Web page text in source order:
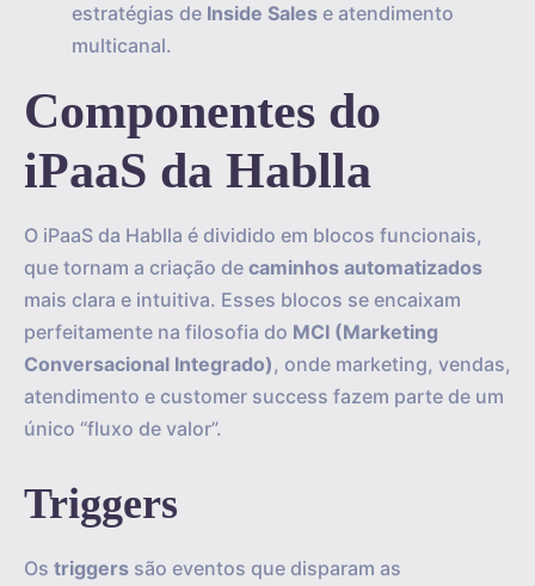
estratégias de Inside Sales e atendimento
multicanal.
Componentes do
iPaaS da Hablla
O iPaaS da Hablla é dividido em blocos funcionais,
que tornam a criação de caminhos automatizados
mais clara e intuitiva. Esses blocos se encaixam
perfeitamente na filosofia do MCI (Marketing
Conversacional Integrado), onde marketing, vendas,
atendimento e customer success fazem parte de um
único “fluxo de valor”.
Triggers
Os triggers são eventos que disparam as